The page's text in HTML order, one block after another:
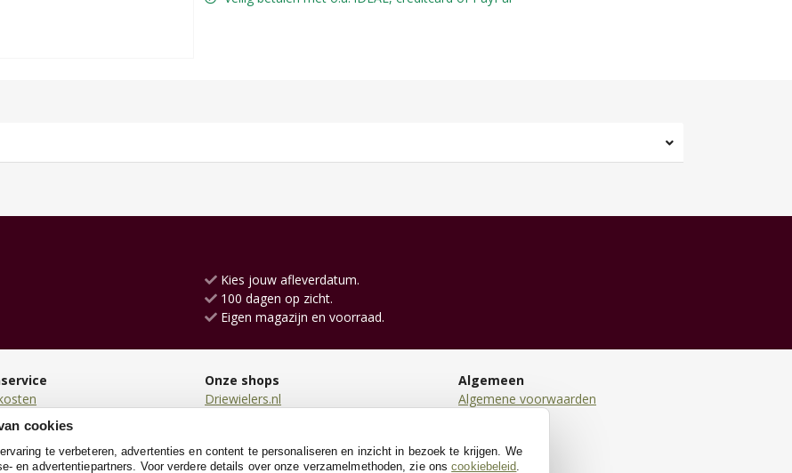
Kies jouw afleverdatum.
100 dagen op zicht.
Eigen magazijn en voorraad.
Onze shops
Driewielers.nl
TrampolineXL.nl
Algemeen
Algemene voorwaarden
Cookies
cookies
te verbeteren, advertenties en content te personaliseren en inzicht in bezoek te krijgen. We
en advertentiepartners. Voor verdere details over onze verzamelmethoden, zie onscookiebeleid